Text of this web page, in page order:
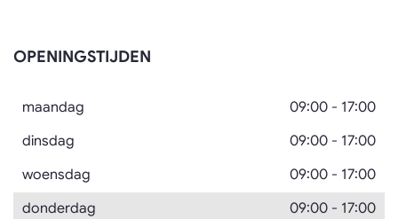
OPENINGSTIJDEN
maandag 09:00 - 17:00
dinsdag
09:00 - 17:00
woensdag
09:00 - 17:00
donderdag
09:00 - 17:00